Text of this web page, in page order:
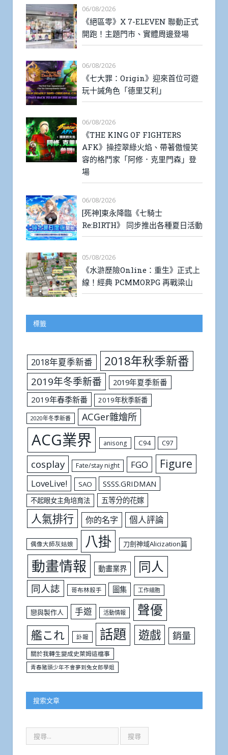
06/08/2026
《絕區零》X 7-ELEVEN 聯動正式
開跑！主題門市、實體周邊登場
06/08/2026
《七大罪：Origin》迎來首位可遊
玩十誡角色「德里艾利」
06/08/2026
《THE KING OF FIGHTERS
AFK》操控翠綠火焰、帶著傲慢笑
容的格鬥家「阿修．克里門森」登
場
06/08/2026
[死神]東永降臨《七騎士
Re:BIRTH》 同步推出各種夏日活動
05/08/2026
《水滸歷險Online：重生》正式上
線！經典 PCMMORPG 再戰梁山
標籤
2018年夏季新番 2018年秋季新番
2019年冬季新番
2019年夏季新番
2019年春季新番
2019年秋季新番
2020年冬季新番 ACGer雜燴所
ACG業界 anisong C94 C97
cosplay Fate/stay night FGO Figure
LoveLive! SAO SSSS.GRIDMAN
不起眼女主角培育法 五等分的花嫁
人氣排行 你的名字 個人評論
偶像大師灰姑娘 八掛 刀劍神域Alicization篇
動畫情報 動畫業界 同人
同人誌 哥布林殺手 圖集 工作細胞
戀與製作人 手遊 活動情報 聲優
艦これ 訃報 話題 遊戲 銷量
關於我轉生變成史萊姆這檔事
青春豬頭少年不會夢到兔女郎學姐
搜索文章